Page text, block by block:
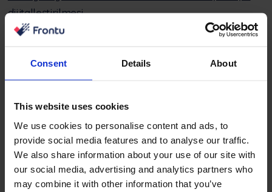
Consent Details About
This website uses cookies
We use cookies to personalise content and ads, to
provide social media features and to analyse our traffic.
We also share information about your use of our site with
our social media, advertising and analytics partners who
may combine it with other information that you’ve
dijitalleştirilmesi
Alwark
Belge işleme ve yönetim süresinin 10 kat azaltılması